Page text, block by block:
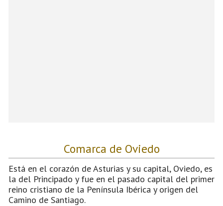
Comarca de Oviedo
Está en el corazón de Asturias y su capital, Oviedo, es
la del Principado y fue en el pasado capital del primer
reino cristiano de la Península Ibérica y origen del
Camino de Santiago.